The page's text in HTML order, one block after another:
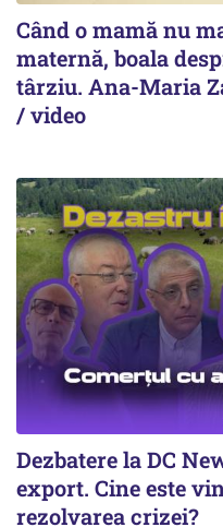
Când o mamă nu
maternă, boala
târziu. Ana-Maria
/ video
Dezbatere la DC
export. Cine este
rezolvarea crizei?